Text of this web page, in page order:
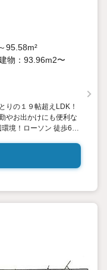
95.58m²
物：93.96m2〜
りの１９帖超えLDK！
やお出かけにも便利な
境！ローソン 徒歩6
適です！■24時間換気
設計」「建設」の「住宅
取得しています！